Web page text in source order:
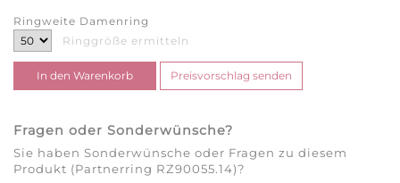
Ringweite Damenring
Ringgröße ermitteln
Fragen oder Sonderwünsche?
Sie haben Sonderwünsche oder Fragen zu diesem
Produkt (Partnerring RZ90055.14)?